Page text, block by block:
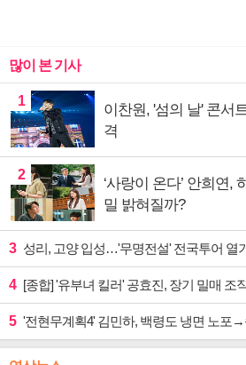
많이 본 기사
1
이찬원, '섬의 날' 콘서
격
2
‘사랑이 온다’ 안희연
밀 밝혀질까?
3 성리, 고양 입성…'무명전설' 전국투어 열
4 [종합] '유부녀 킬러' 공효진, 장기 밀매 조직 소
5 '전현무계획4' 김민하, 백령도 냉면 노포→숙성 광